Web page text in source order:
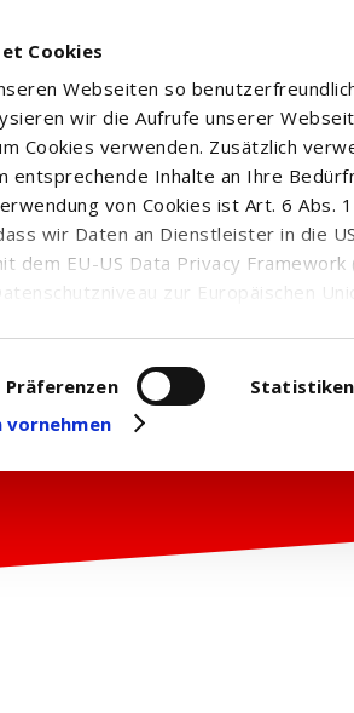
Cookies
Webseiten so
wir die Aufrufe unserer
Cookies verwenden. Zusätzlich
entsprechende Inhalte an Ihre
von Cookies ist Art. 6 Abs. 1
wir Daten an Dienstleister in die
dem EU-US Data Privacy Framework
zur Europäischen
Seite zumDatenschutz. Dort
widerrufen oder anpassen.
Präferenzen Statistiken
vornehmen